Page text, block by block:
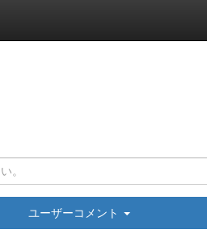
ユーザーコメント